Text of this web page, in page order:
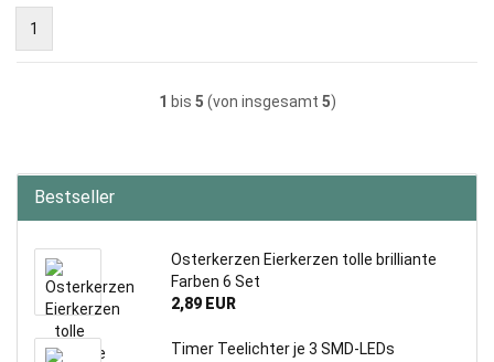
1
1 bis 5 (von insgesamt 5)
Bestseller
Osterkerzen Eierkerzen tolle brilliante
Farben 6 Set
2,89 EUR
Timer Teelichter je 3 SMD-LEDs